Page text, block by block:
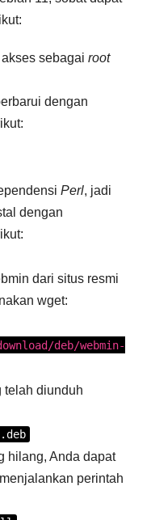
sebagai root
dengan
Perl, jadi
dengan
dari situs resmi
wget:
deb/webmin-
telah diunduh
hilang, Anda dapat
perintah